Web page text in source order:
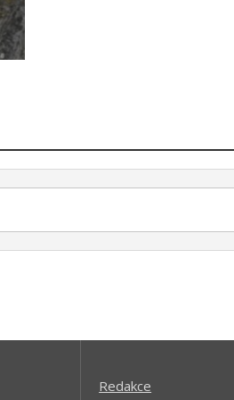
Redakce